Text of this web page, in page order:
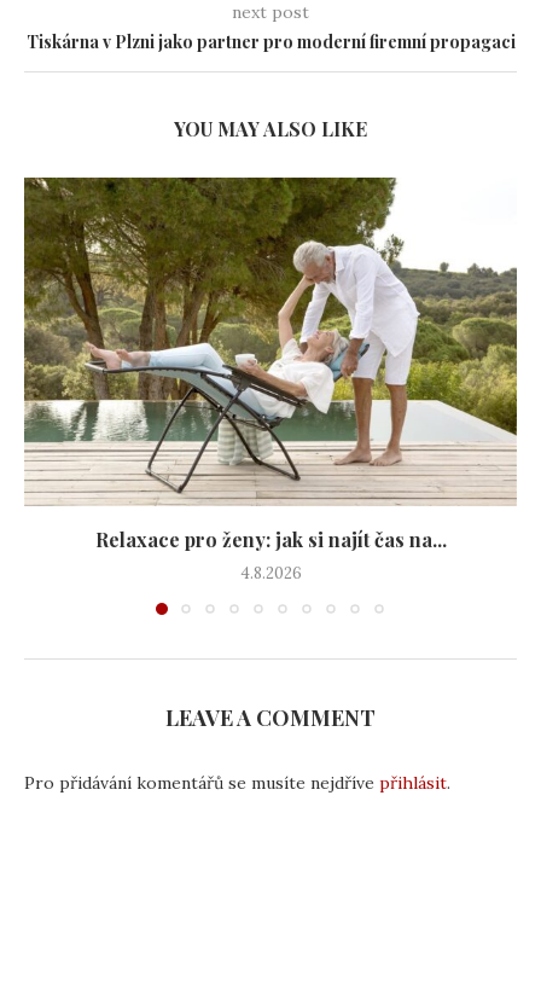
next post
Tiskárna v Plzni jako partner pro moderní firemní propagaci
YOU MAY ALSO LIKE
Relaxace pro ženy: jak si najít čas na...
4.8.2026
LEAVE A COMMENT
Pro přidávání komentářů se musíte nejdříve přihlásit.